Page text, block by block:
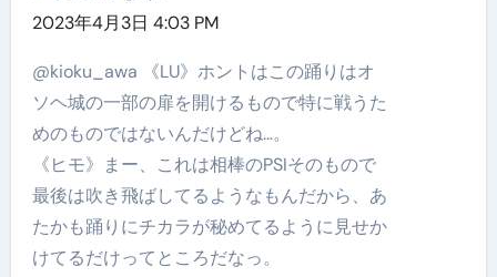
2023年4月3日 4:03 PM
@kioku_awa 《LU》ホントはこの踊りはオ
ソヘ城の一部の扉を開けるもので特に戦うた
めのものではないんだけどね…。
《ヒモ》まー、これは相棒のPSIそのもので
最後は吹き飛ばしてるようなもんだから、あ
たかも踊りにチカラが秘めてるように見せか
けてるだけってところだなっ。